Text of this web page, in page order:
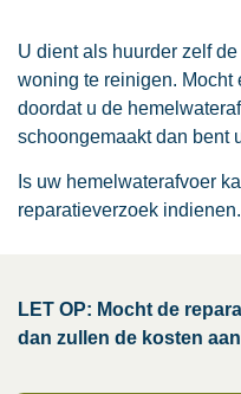
U dient als huurder zelf
woning te reinigen. Mocht
doordat u de
schoongemaakt dan bent
Is uw hemelwaterafvoer
reparatieverzoek indienen.
LET OP: Mocht de
dan zullen de kosten